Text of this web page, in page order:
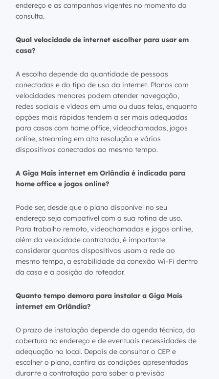
endereço e as campanhas vigentes no momento da
consulta.
Qual velocidade de internet escolher para usar em
casa?
A escolha depende da quantidade de pessoas
conectadas e do tipo de uso da internet. Planos com
velocidades menores podem atender navegação,
redes sociais e vídeos em uma ou duas telas, enquanto
opções mais rápidas tendem a ser mais adequadas
para casas com home office, videochamadas, jogos
online, streaming em alta resolução e vários
dispositivos conectados ao mesmo tempo.
A Giga Mais internet em Orlândia é indicada para
home office e jogos online?
Pode ser, desde que o plano disponível no seu
endereço seja compatível com a sua rotina de uso.
Para trabalho remoto, videochamadas e jogos online,
além da velocidade contratada, é importante
considerar quantos dispositivos usam a rede ao
mesmo tempo, a estabilidade da conexão Wi-Fi dentro
da casa e a posição do roteador.
Quanto tempo demora para instalar a Giga Mais
internet em Orlândia?
O prazo de instalação depende da agenda técnica, da
cobertura no endereço e de eventuais necessidades de
adequação no local. Depois de consultar o CEP e
escolher o plano, confira as condições apresentadas
durante a contratação para saber a previsão